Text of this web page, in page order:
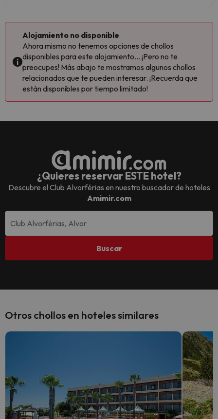
Alojamiento no disponible
Ahora mismo no tenemos opciones de chollos
disponibles para este alojamiento... ¡Pero no te
preocupes! Más abajo te mostramos algunos chollos
relacionados que te pueden interesar. ¡Recuerda que
están disponibles por tiempo limitado!
¿Quieres reservar ESTE hotel?
Descubre el Club Alvorférias en nuestro buscador de hoteles
Amimir.com
Buscar
Otros chollos en hoteles similares